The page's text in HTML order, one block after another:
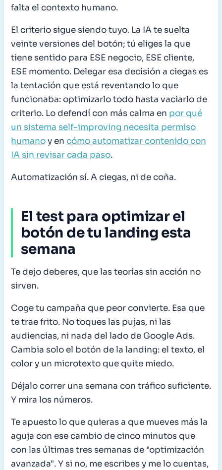
falta el contexto humano.
El criterio sigue siendo tuyo. La IA te suelta
veinte versiones del botón; tú eliges la que
tiene sentido para ESE negocio, ESE cliente,
ESE momento. Delegar esa decisión a ciegas es
la tentación que está reventando lo que
funcionaba: optimizarlo todo hasta vaciarlo de
criterio. Lo defendí con más calma en por qué
un sistema self-improving necesita permiso
humanoy en cómo automatizar contenido con
IA sin revisar cada paso.
Automatización sí. A ciegas, ni de coña.
El test para optimizar el
botón de tu landing esta
semana
Te dejo deberes, que las teorías sin acción no
sirven.
Coge tu campaña que peor convierte. Esa que
te trae frito. No toques las pujas, ni las
audiencias, ni nada del lado de Google Ads.
Cambia solo el botón de la landing: el texto, el
color y un microtexto que quite miedo.
Déjalo correr una semana con tráfico suficiente.
Y mira los números.
Te apuesto lo que quieras a que mueves más la
aguja con ese cambio de cinco minutos que
con las últimas tres semanas de "optimización
avanzada". Y si no, me escribes y me lo cuentas,